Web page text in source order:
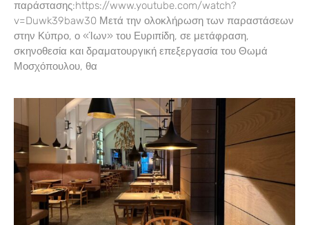
παράστασης:https://www.youtube.com/watch?
v=Duwk39baw30 Μετά την ολοκλήρωση των παραστάσεων
στην Κύπρο, ο «Ίων» του Ευριπίδη, σε μετάφραση,
σκηνοθεσία και δραματουργική επεξεργασία του Θωμά
Μοσχόπουλου, θα